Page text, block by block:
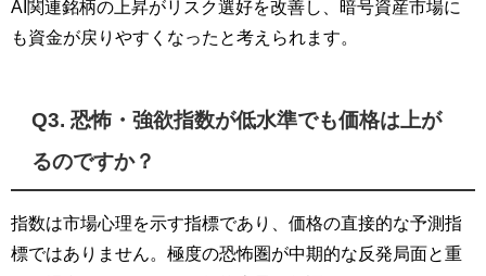
AI関連銘柄の上昇がリスク選好を改善し、暗号資産市場に
も資金が戻りやすくなったと考えられます。
Q3. 恐怖・強欲指数が低水準でも価格は上が
るのですか？
指数は市場心理を示す指標であり、価格の直接的な予測指
標ではありません。極度の恐怖圏が中期的な反発局面と重